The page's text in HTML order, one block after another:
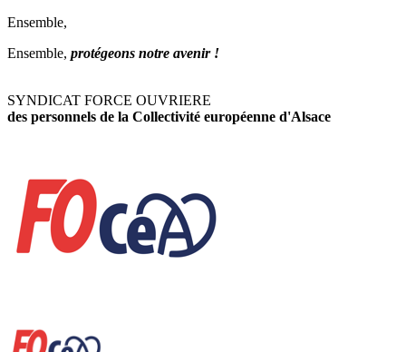
Ensemble,
Ensemble, protégeons notre avenir !
SYNDICAT FORCE OUVRIERE
des personnels de la Collectivité européenne d'Alsace